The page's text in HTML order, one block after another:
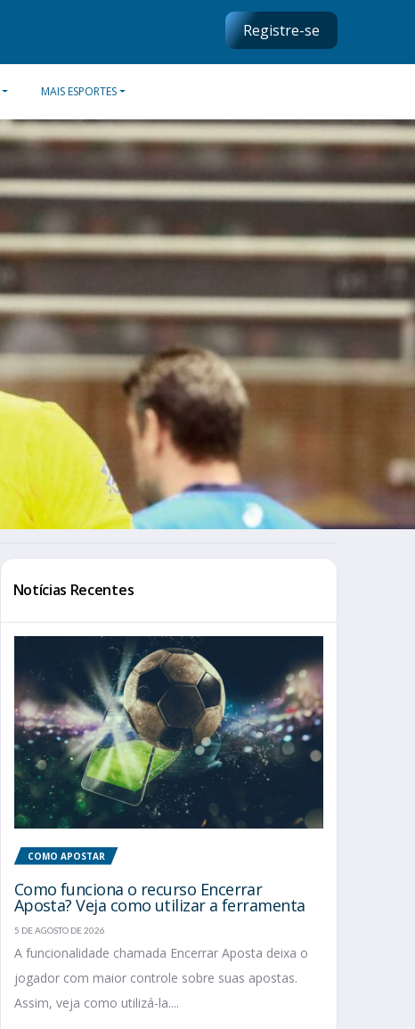
Registre-se
MAIS ESPORTES
Notícias Recentes
COMO APOSTAR
Como funciona o recurso Encerrar
Aposta? Veja como utilizar a ferramenta
5 DE AGOSTO DE 2026
A funcionalidade chamada Encerrar Aposta deixa o
jogador com maior controle sobre suas apostas.
Assim, veja como utilizá-la....